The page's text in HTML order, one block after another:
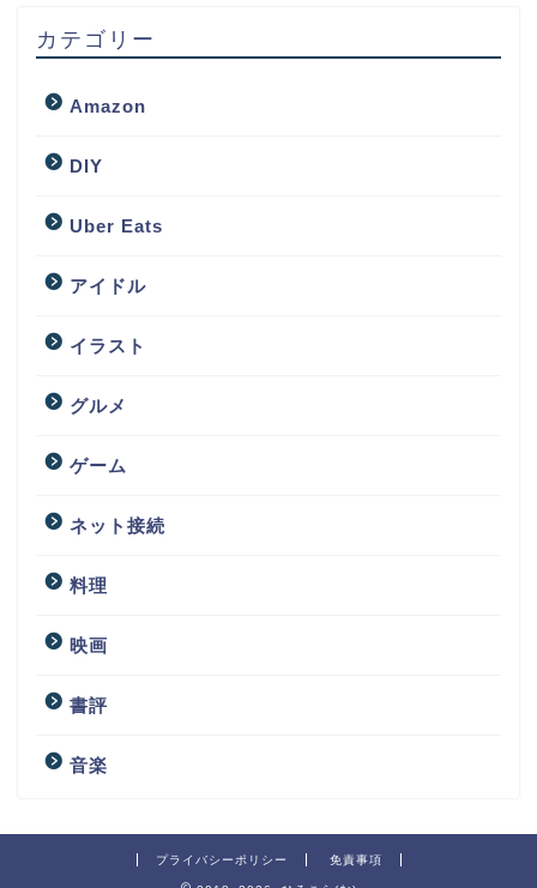
カテゴリー
Amazon
DIY
Uber Eats
アイドル
イラスト
グルメ
ゲーム
ネット接続
料理
映画
書評
音楽
プライバシーポリシー 免責事項